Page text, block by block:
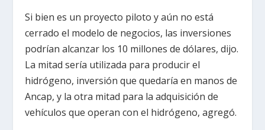
Si bien es un proyecto piloto y aún no está
cerrado el modelo de negocios, las inversiones
podrían alcanzar los 10 millones de dólares, dijo.
La mitad sería utilizada para producir el
hidrógeno, inversión que quedaría en manos de
Ancap, y la otra mitad para la adquisición de
vehículos que operan con el hidrógeno, agregó.